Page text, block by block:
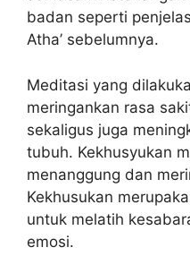
badan seperti
Atha’ sebelumnya.
Meditasi yang
meringankan rasa
sekaligus juga
tubuh. Kekhusyukan
menanggung dan
Kekhusukan
untuk melatih
emosi.